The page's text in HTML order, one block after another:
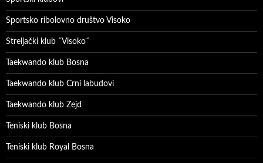
Sportsko ribolovno društvo Visoko
Streljački klub ˝Visoko˝
Taekwando klub Bosna
Taekwando klub Crni labudovi
Taekwando klub Zejd
Teniski klub Bosna
Teniski klub Royal Bosna